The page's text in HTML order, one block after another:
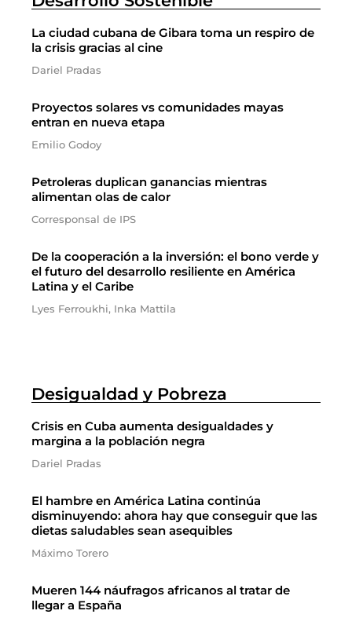
La ciudad cubana de Gibara toma un respiro de
la crisis gracias al cine
Dariel Pradas
Proyectos solares vs comunidades mayas
entran en nueva etapa
Emilio Godoy
Petroleras duplican ganancias mientras
alimentan olas de calor
Corresponsal de IPS
De la cooperación a la inversión: el bono verde y
el futuro del desarrollo resiliente en América
Latina y el Caribe
Lyes Ferroukhi, Inka Mattila
Desigualdad y Pobreza
Crisis en Cuba aumenta desigualdades y
margina a la población negra
Dariel Pradas
El hambre en América Latina continúa
disminuyendo: ahora hay que conseguir que las
dietas saludables sean asequibles
Máximo Torero
Mueren 144 náufragos africanos al tratar de
llegar a España